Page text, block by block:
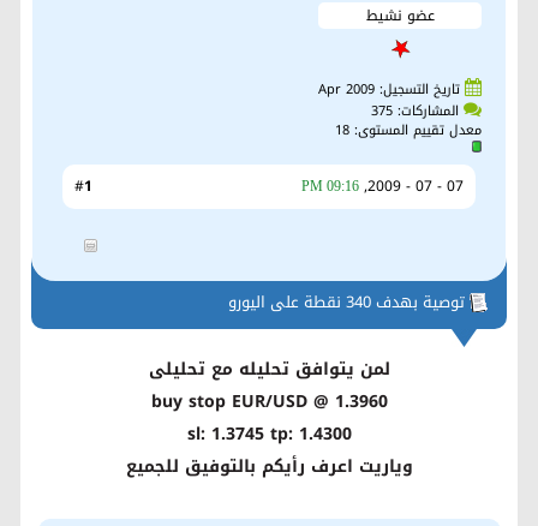
عضو نشيط
تاريخ التسجيل: Apr 2009
المشاركات: 375
معدل تقييم المستوى:18
07 - 07 - 2009,
09:16 PM
1
توصية بهدف 340 نقطة على اليورو
لمن يتوافق تحليله مع تحليلى
buy stop EUR/USD @ 1.3960
sl: 1.3745 tp: 1.4300
وياريت اعرف رأيكم بالتوفيق للجميع